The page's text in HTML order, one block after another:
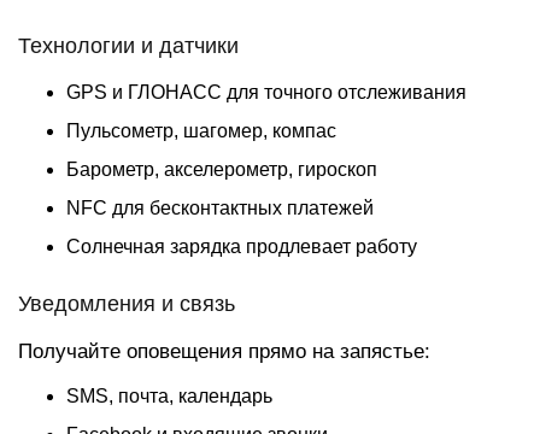
Технологии и датчики
GPS и ГЛОНАСС для точного отслеживания
Пульсометр, шагомер, компас
Барометр, акселерометр, гироскоп
NFC для бесконтактных платежей
Солнечная зарядка продлевает работу
Уведомления и связь
Получайте оповещения прямо на запястье:
SMS, почта, календарь